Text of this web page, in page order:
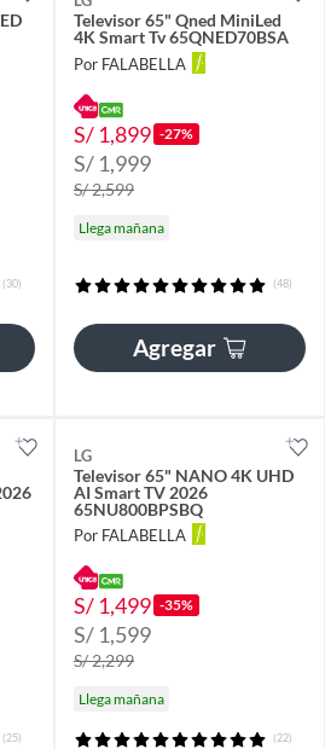
(30)
Televisor 65" Qned MiniLed
4K Smart Tv 65QNED70BSA
Por FALABELLA
S/ 1,899 -27%
S/ 1,999
S/ 2,599
Llega mañana
(48)
Agregar
(25)
LG
Televisor 65" NANO 4K UHD
AI Smart TV 2026
65NU800BPSBQ
Por FALABELLA
S/ 1,499 -35%
S/ 1,599
S/ 2,299
Llega mañana
(22)